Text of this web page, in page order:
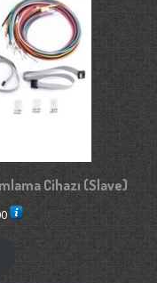
Cihazı (Slave)
Fiyat
aralığı:
€ 1.900,00